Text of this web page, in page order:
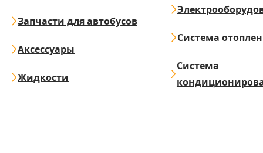
Запчасти для автобусов
Аксессуары
Жидкости
Система
Система